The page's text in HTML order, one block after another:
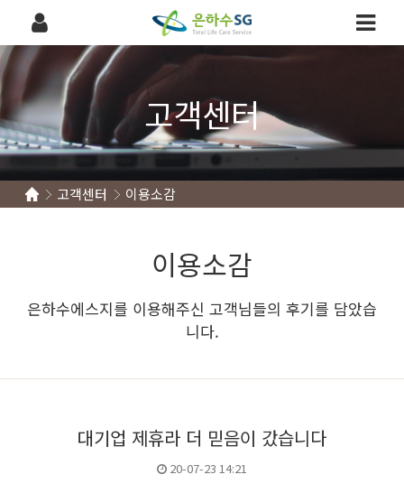
고객센터
고객센터 이용소감
이용소감
은하수에스지를 이용해주신 고객님들의 후기를 담았습
니다.
대기업 제휴라 더 믿음이 갔습니다
20-07-23 14:21